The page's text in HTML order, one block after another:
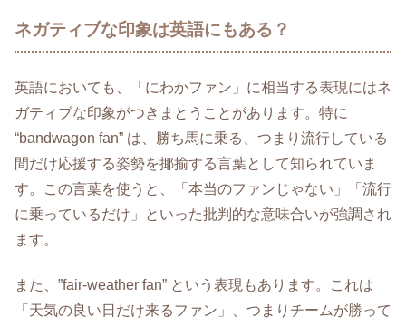
ネガティブな印象は英語にもある？
英語においても、「にわかファン」に相当する表現にはネ
ガティブな印象がつきまとうことがあります。特に
“bandwagon fan” は、勝ち馬に乗る、つまり流行している
間だけ応援する姿勢を揶揄する言葉として知られていま
す。この言葉を使うと、「本当のファンじゃない」「流行
に乗っているだけ」といった批判的な意味合いが強調され
ます。
また、”fair-weather fan” という表現もあります。これは
「天気の良い日だけ来るファン」、つまりチームが勝って